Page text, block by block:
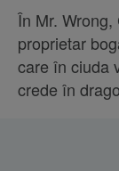
În Mr.
proprietar
care în ciuda
crede în